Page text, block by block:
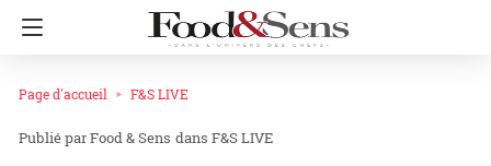
Page d'accueil F&S LIVE
Food & Sens dans F&S LIVE